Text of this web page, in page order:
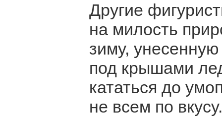
Другие
на милость
зиму,
под крышами
кататься до
не всем по